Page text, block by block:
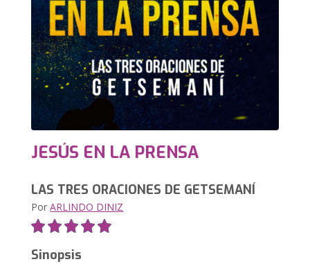
JESÚS EN LA PRENSA
LAS TRES ORACIONES DE GETSEMANÍ
PorARLINDO DINIZ
Sinopsis